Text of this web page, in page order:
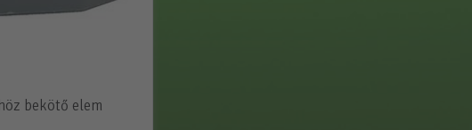
bekötő elem